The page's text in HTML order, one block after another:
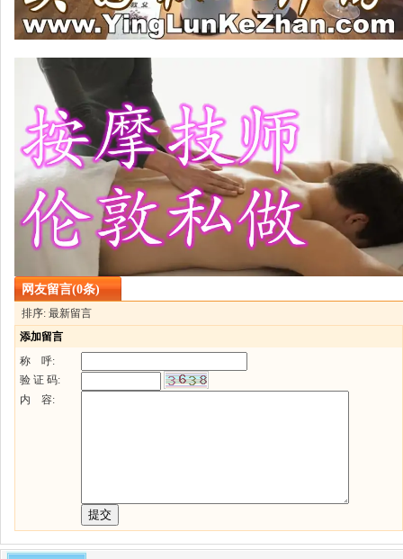
网友留言(0条)
排序: 最新留言
添加留言
称 呼:
验 证 码:
内 容: